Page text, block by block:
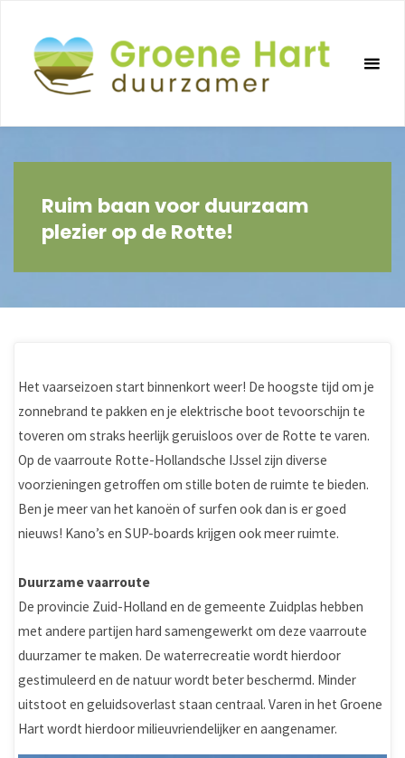
inhoud
Ruim baan voor duurzaam
plezier op de Rotte!
Het vaarseizoen start binnenkort weer! De hoogste tijd om je
zonnebrand te pakken en je elektrische boot tevoorschijn te
toveren om straks heerlijk geruisloos over de Rotte te varen.
Op de vaarroute Rotte-Hollandsche IJssel zijn diverse
voorzieningen getroffen om stille boten de ruimte te bieden.
Ben je meer van het kanoën of surfen ook dan is er goed
nieuws! Kano’s en SUP-boards krijgen ook meer ruimte.
Duurzame vaarroute
De provincie Zuid-Holland en de gemeente Zuidplas hebben
met andere partijen hard samengewerkt om deze vaarroute
duurzamer te maken. De waterrecreatie wordt hierdoor
gestimuleerd en de natuur wordt beter beschermd. Minder
uitstoot en geluidsoverlast staan centraal. Varen in het Groene
Hart wordt hierdoor milieuvriendelijker en aangenamer.